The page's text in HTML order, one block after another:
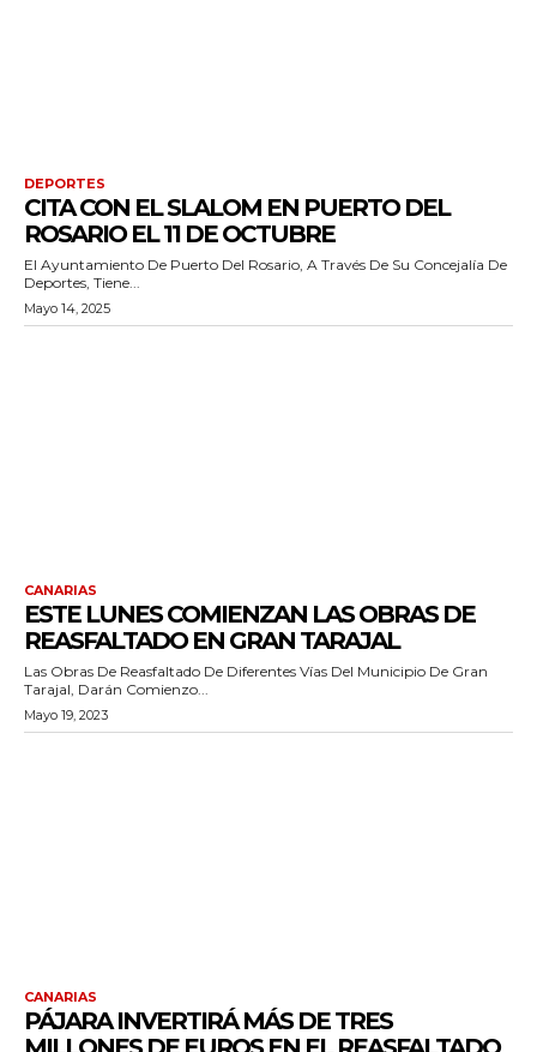
DEPORTES
CITA CON EL SLALOM EN PUERTO DEL
ROSARIO EL 11 DE OCTUBRE
El Ayuntamiento De Puerto Del Rosario, A Través De Su Concejalía De
Deportes, Tiene...
Mayo 14, 2025
CANARIAS
ESTE LUNES COMIENZAN LAS OBRAS DE
REASFALTADO EN GRAN TARAJAL
Las Obras De Reasfaltado De Diferentes Vías Del Municipio De Gran
Tarajal, Darán Comienzo...
Mayo 19, 2023
CANARIAS
PÁJARA INVERTIRÁ MÁS DE TRES